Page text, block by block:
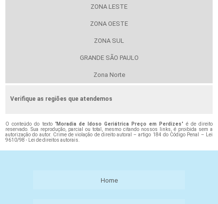
ZONA LESTE
ZONA OESTE
ZONA SUL
GRANDE SÃO PAULO
Zona Norte
Verifique as regiões que atendemos
O conteúdo do texto "Moradia de Idoso Geriátrica Preço em Perdizes" é de direito
reservado. Sua reprodução, parcial ou total, mesmo citando nossos links, é proibida sem a
autorização do autor. Crime de violação de direito autoral – artigo 184 do Código Penal –
Lei
9610/98 - Lei de direitos autorais
Home